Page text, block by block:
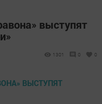
выступят
1301 0 0